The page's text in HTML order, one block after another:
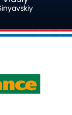
Nogha